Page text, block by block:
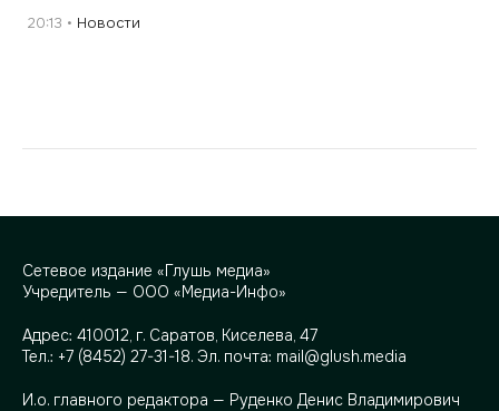
20:13 Новости
Сетевое издание «Глушь медиа»
Учредитель — ООО «Медиа-Инфо»
Адрес: 410012, г. Саратов, Киселева, 47
Тел.: +7 (8452) 27-31-18. Эл. почта: mail@glush.media
И.о. главного редактора — Руденко Денис Владимирович